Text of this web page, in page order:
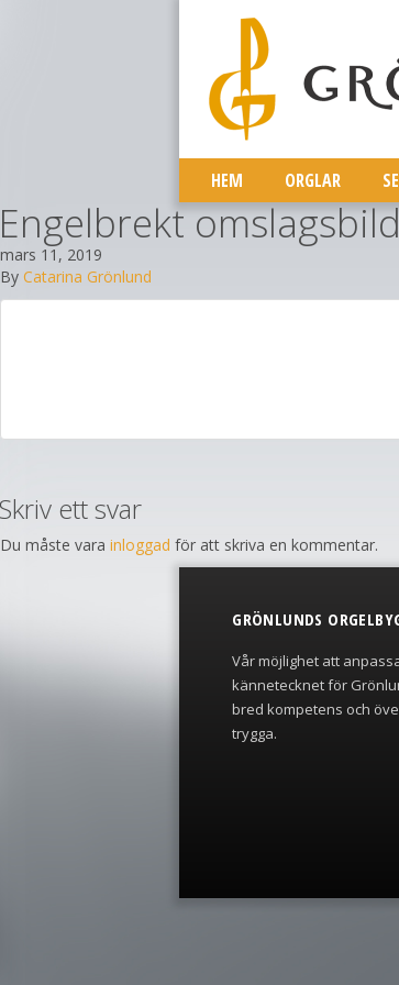
HEM ORGLAR
mars 11, 2019
By Catarina Grönlund
Skriv ett svar
Du måste vara inloggad för att skriva en kommentar.
GRÖNLUNDS
Vår möjlighet att
kännetecknet för
bred kompetens och
trygga.